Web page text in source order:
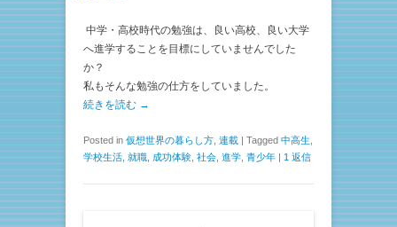
中学・高校時代の勉強は、良い高校、良い大学
へ進学することを目標にしていませんでした
か？
私もそんな勉強の仕方をしていました。
続きを読む →
Posted in 仮想世界の暮らし方 連載 | Tagged 中高生
学校生活 就職 成功体験 社会 進学 青少年 | 1 返信